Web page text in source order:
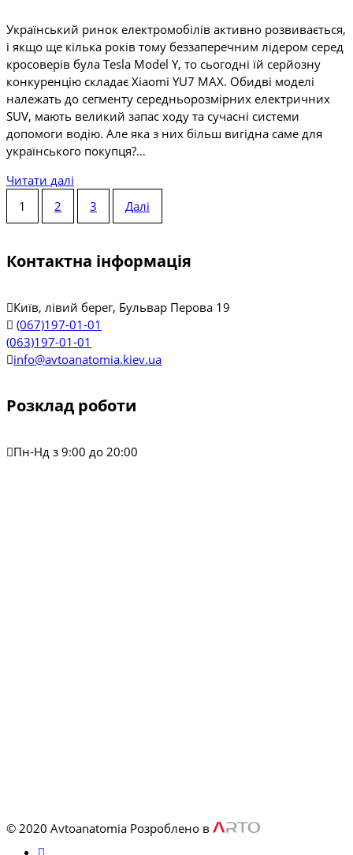
Український ринок електромобілів активно розвивається,
і якщо ще кілька років тому беззаперечним лідером серед
кросоверів була Tesla Model Y, то сьогодні їй серйозну
конкуренцію складає Xiaomi YU7 MAX. Обидві моделі
належать до сегменту середньорозмірних електричних
SUV, мають великий запас ходу та сучасні системи
допомоги водію. Але яка з них більш вигідна саме для
українського покупця?…
Читати далі
Posts
navigation
1 2 3 Далі
Контактна інформація
Київ, лівий берег, Бульвар Перова 19
(067)197-01-01
(063)197-01-01
info@avtoanatomia.kiev.ua
Розклад роботи
Пн-Нд з 9:00 до 20:00
© 2020 Avtoanatomia Розроблено в